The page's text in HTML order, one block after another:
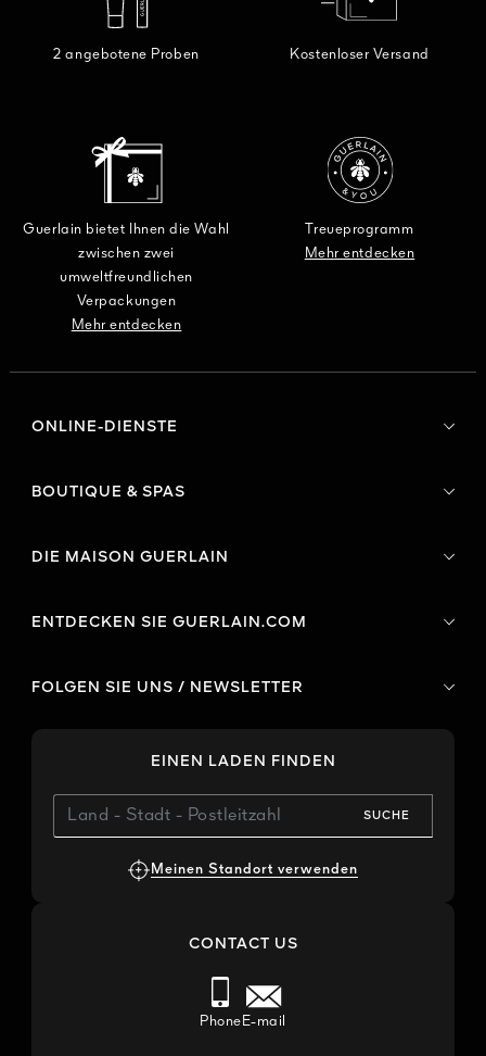
2 angebotene Proben Kostenloser Versand
Guerlain bietet Ihnen die Wahl
zwischen zwei
umweltfreundlichen
Verpackungen
Mehr entdecken
Treueprogramm
Mehr entdecken
ONLINE-DIENSTE
BOUTIQUE & SPAS
DIE MAISON GUERLAIN
ENTDECKEN SIE GUERLAIN.COM
FOLGEN SIE UNS / NEWSLETTER
EINEN LADEN FINDEN
SUCHE
Meinen Standort verwenden
CONTACT US
Phone E-mail